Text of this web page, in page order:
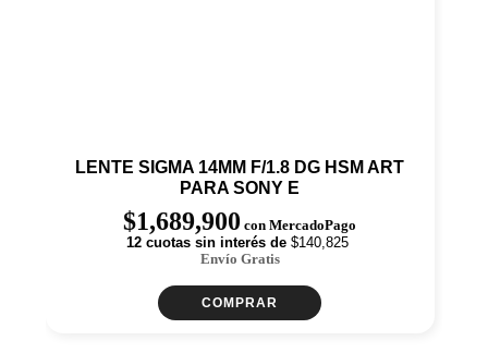
LENTE SIGMA 14MM F/1.8 DG HSM ART
PARA SONY E
$1,689,900 con MercadoPago
12 cuotas sin interés de$140,825
Envío Gratis
COMPRAR